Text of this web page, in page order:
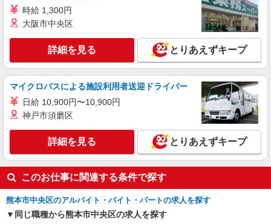
時給 1,300円
大阪市中央区
詳細を見る とりあえずキープ
マイクロバスによる施設利用者送迎ドライバー
日給 10,900円〜10,900円
神戸市須磨区
詳細を見る とりあえずキープ
このお仕事に関連する条件で探す
熊本市中央区のアルバイト・バイト・パートの求人を探す
同じ職種から熊本市中央区の求人を探す